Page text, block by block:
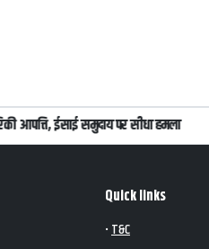
ईसाई समुदाय पर सीधा हमला
Quick links
•T&C